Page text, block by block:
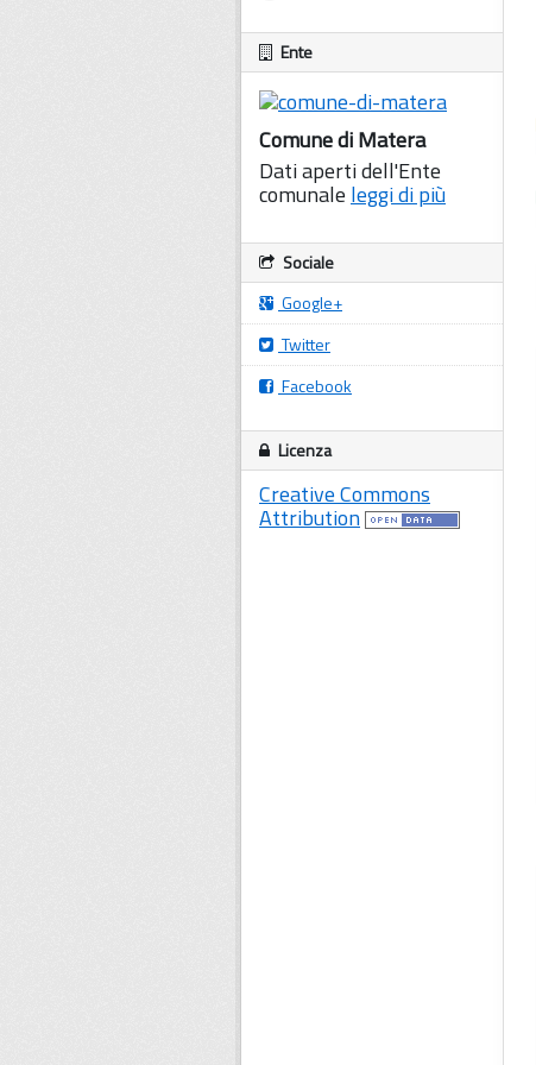
Ente
Comune di Matera
Dati aperti dell'Ente
comunale leggi di più
Sociale
Google+
Twitter
Facebook
Licenza
Creative Commons
Attribution